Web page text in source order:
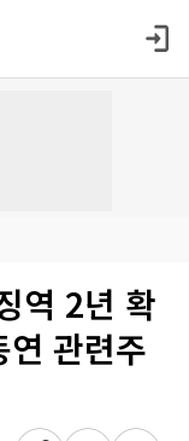
역 2년 확
관련주